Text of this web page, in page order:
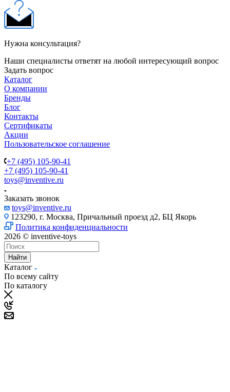
Нужна консультация?
Наши специалисты ответят на любой интересующий вопрос
Задать вопрос
Каталог
О компании
Бренды
Блог
Контакты
Сертификаты
Акции
Пользовательское соглашение
+7 (495) 105-90-41
+7 (495) 105-90-41
toys@inventive.ru
Заказать звонок
toys@inventive.ru
123290, г. Москва, Причальный проезд д2, БЦ Якорь
Политика конфиденциальности
2026 © inventive-toys
Найти
Каталог
По всему сайту
По каталогу